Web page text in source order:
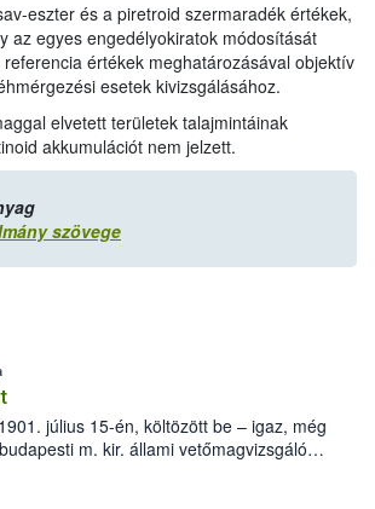
eszter és a piretroid szermaradék értékek,
az egyes engedélyokiratok módosítását
értékek meghatározásával objektív
esetek kivizsgálásához.
elvetett területek talajmintáinak
akkumulációt nem jelzett.
szövege
július 15-én, költözött be – igaz, még
m. kir. állami vetőmagvizsgáló
utca 15. szám alatti, Czigler Győző által